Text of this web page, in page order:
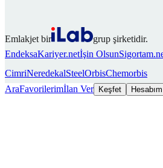
Emlakjet bir
grup şirketidir.
EndeksaKariyer.netİşin Olsun
CimriNeredekalSteelOrbisChemorbis
AraFavorilerimİlan Ver Keşfet Hesabım